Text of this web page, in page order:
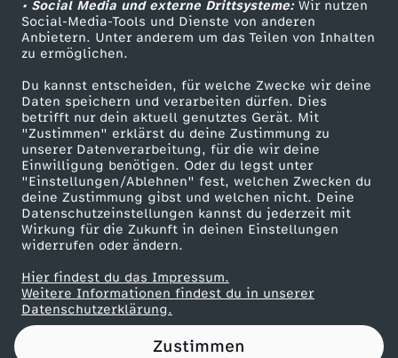
• Social Media und externe Drittsysteme:Wir nutzen
Social-Media-Tools und Dienste von anderen
Anbietern. Unter anderem um das Teilen von Inhalten
zu ermöglichen.
Du kannst entscheiden, für welche Zwecke wir deine
Daten speichern und verarbeiten dürfen. Dies
betrifft nur dein aktuell genutztes Gerät. Mit
"Zustimmen" erklärst du deine Zustimmung zu
unserer Datenverarbeitung, für die wir deine
Einwilligung benötigen. Oder du legst unter
"Einstellungen/Ablehnen" fest, welchen Zwecken du
deine Zustimmung gibst und welchen nicht. Deine
Datenschutzeinstellungen kannst du jederzeit mit
Wirkung für die Zukunft in deinen Einstellungen
widerrufen oder ändern.
Hier findest du das Impressum.
Weitere Informationen findest du in unserer
Datenschutzerklärung.
Zustimmen
k
l
ä
r
t
ZDF Unternehmen
Karriere
ZDF goes Schule
Werbefernsehen
Mainzelmännchen
Partner